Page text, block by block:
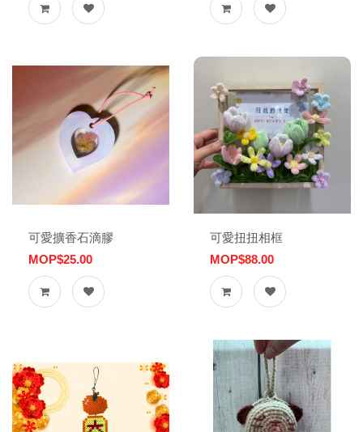
可愛擴香石滴膠
MOP$25.00
可愛扭扭相框
MOP$88.00